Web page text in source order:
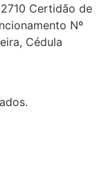
Certidão de
Nº
Cédula